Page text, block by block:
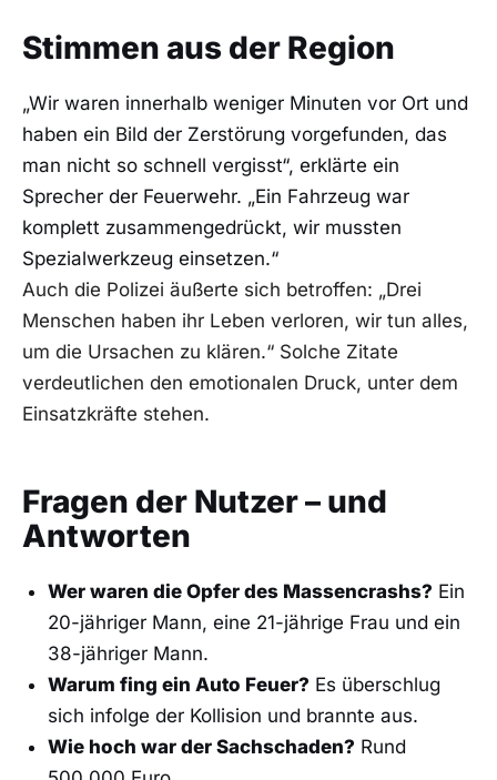
Stimmen aus der Region
„Wir waren innerhalb weniger Minuten vor Ort und
haben ein Bild der Zerstörung vorgefunden, das
man nicht so schnell vergisst“, erklärte ein
Sprecher der Feuerwehr. „Ein Fahrzeug war
komplett zusammengedrückt, wir mussten
Spezialwerkzeug einsetzen.“
Auch die Polizei äußerte sich betroffen: „Drei
Menschen haben ihr Leben verloren, wir tun alles,
um die Ursachen zu klären.“ Solche Zitate
verdeutlichen den emotionalen Druck, unter dem
Einsatzkräfte stehen.
Fragen der Nutzer – und
Antworten
Wer waren die Opfer des Massencrashs? Ein
20-jähriger Mann, eine 21-jährige Frau und ein
38-jähriger Mann.
Warum fing ein Auto Feuer? Es überschlug
sich infolge der Kollision und brannte aus.
Wie hoch war der Sachschaden? Rund